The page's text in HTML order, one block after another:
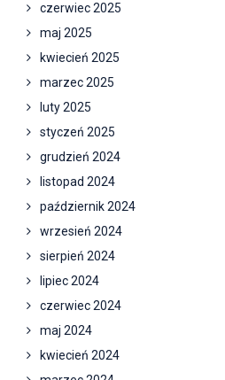
czerwiec 2025
maj 2025
kwiecień 2025
marzec 2025
luty 2025
styczeń 2025
grudzień 2024
listopad 2024
październik 2024
wrzesień 2024
sierpień 2024
lipiec 2024
czerwiec 2024
maj 2024
kwiecień 2024